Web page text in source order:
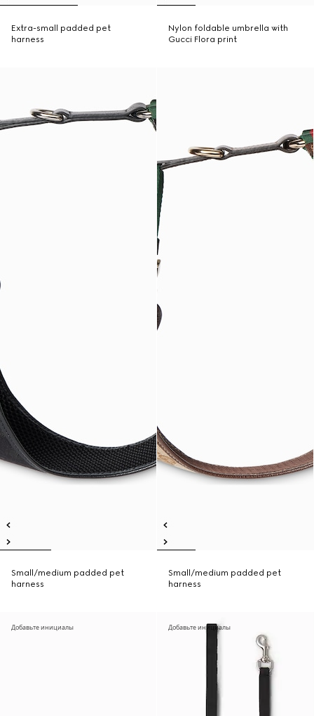
Extra-small padded pet
harness
Nylon foldable umbrella with
Gucci Flora print
Small/medium padded pet
harness
Small/medium padded pet
harness
Добавьте инициалы Добавьте инициалы